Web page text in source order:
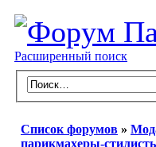
Расширенный поиск
Список форумов »
парикмахеры-